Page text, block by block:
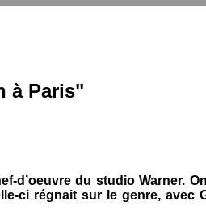
à Paris"
d’oeuvre du studio Warner.
ci régnait sur le genre,